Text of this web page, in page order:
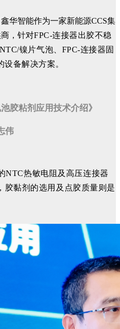
华智能作为一家新能源CCS集
，针对FPC-连接器出胶不稳
镍片气泡、FPC-连接器固
备解决方案。
胶粘剂应用技术介绍》
伟
NTC热敏电阻及高压连接器
胶黏剂的选用及点胶质量则是